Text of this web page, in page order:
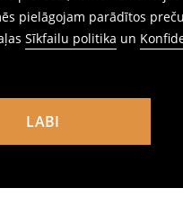
pielāgojam parādītos
Sīkfailu politika un
LABI